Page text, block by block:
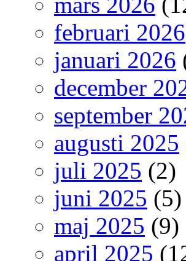
februari 2026
januari 2026
december
september
augusti 2025
juli 2025 (2)
juni 2025 (5)
maj 2025 (9)
april 2025